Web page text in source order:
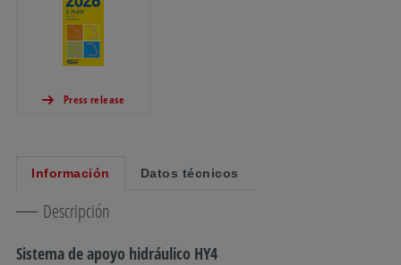
Press release
Información Datos técnicos
Descripción
Sistema de apoyo hidráulico HY4